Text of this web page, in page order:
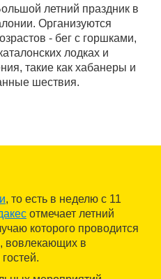
летний праздник в
Организуются
- бег с горшками,
лодках и
такие как хабанеры и
шествия.
, то есть в неделю с 11
отмечает летний
которого проводится
вовлекающих в